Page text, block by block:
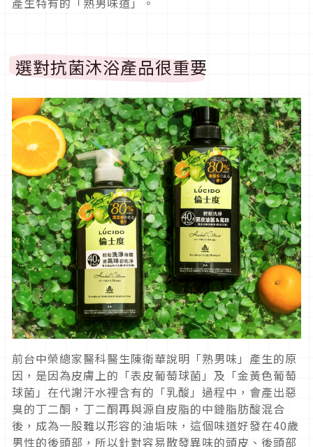
選對抗菌沐浴產品很重要
前台中榮總家醫科醫生陳衛華說明「熟男味」產生的原
因，是因為皮膚上的「表皮葡萄球菌」及「金黃色葡萄
球菌」在代謝汗水裡含有的 「乳酸」過程中，會產出惡
臭的丁二酮，丁二酮再與源自皮脂的中鏈脂肪酸混合
後，成為一股難以形容的油垢味，這個味道好發在40歲
男性的後頭部，所以針對容易散發異味的頭皮、 後頭部